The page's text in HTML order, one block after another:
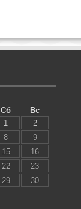
Сб
Вс
1
2
8
9
15
16
22
23
29
30